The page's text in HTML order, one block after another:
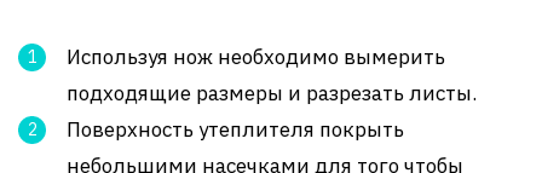
Используя нож необходимо вымерить
подходящие размеры и разрезать листы.
Поверхность утеплителя покрыть
небольшими насечками для того чтобы